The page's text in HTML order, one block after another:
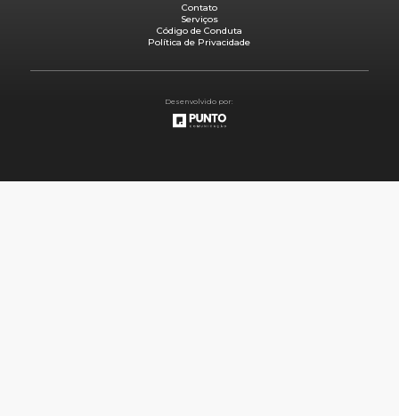
Contato
Serviços
Código de Conduta
Política de Privacidade
Desenvolvido por: